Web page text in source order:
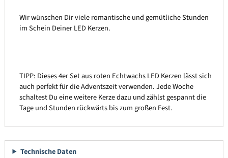
Wir wünschen Dir viele romantische und gemütliche Stunden
im Schein Deiner LED Kerzen.
TIPP: Dieses 4er Set aus roten Echtwachs LED Kerzen lässt sich
auch perfekt für die Adventszeit verwenden. Jede Woche
schaltest Du eine weitere Kerze dazu und zählst gespannt die
Tage und Stunden rückwärts bis zum großen Fest.
Technische Daten